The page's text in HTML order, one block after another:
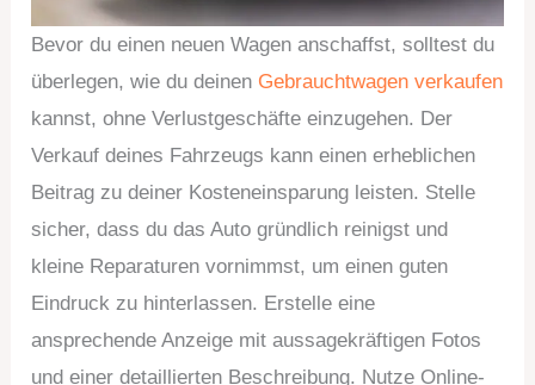
Bevor du einen neuen Wagen anschaffst, solltest du
überlegen, wie du deinen Gebrauchtwagen verkaufen
kannst, ohne Verlustgeschäfte einzugehen. Der
Verkauf deines Fahrzeugs kann einen erheblichen
Beitrag zu deiner Kosteneinsparung leisten. Stelle
sicher, dass du das Auto gründlich reinigst und
kleine Reparaturen vornimmst, um einen guten
Eindruck zu hinterlassen. Erstelle eine
ansprechende Anzeige mit aussagekräftigen Fotos
und einer detaillierten Beschreibung. Nutze Online-